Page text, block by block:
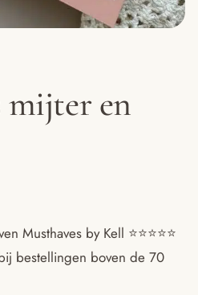
mijter en
Musthaves by Kell ⭐️⭐️⭐️⭐️⭐️
bestellingen boven de 70